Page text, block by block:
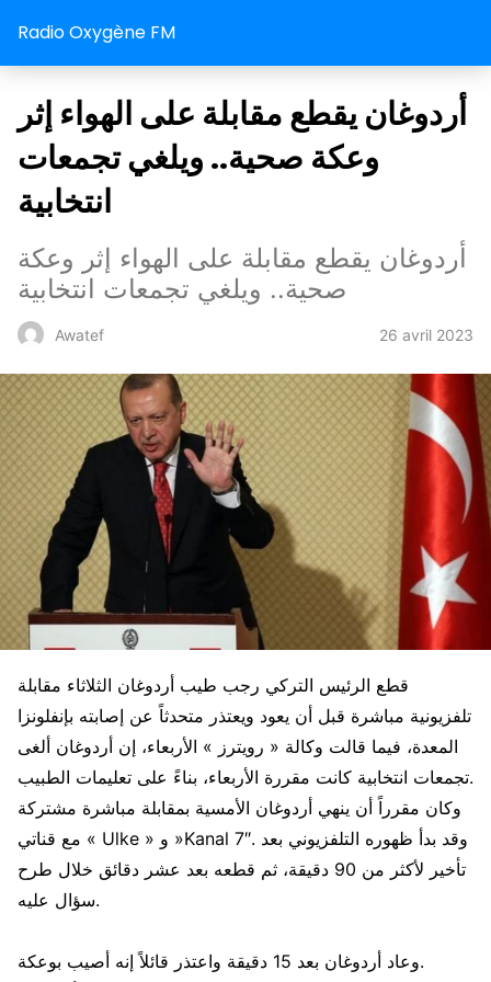
Radio Oxygène FM
أردوغان يقطع مقابلة على الهواء إثر
وعكة صحية.. ويلغي تجمعات
انتخابية
أردوغان يقطع مقابلة على الهواء إثر وعكة
صحية.. ويلغي تجمعات انتخابية
Awatef 26 avril 2023
قطع الرئيس التركي رجب طيب أردوغان الثلاثاء مقابلة
تلفزيونية مباشرة قبل أن يعود ويعتذر متحدثاً عن إصابته بإنفلونزا
المعدة، فيما قالت وكالة « رويترز » الأربعاء، إن أردوغان ألغى
تجمعات انتخابية كانت مقررة الأربعاء، بناءً على تعليمات الطبيب.
وكان مقرراً أن ينهي أردوغان الأمسية بمقابلة مباشرة مشتركة
مع قناتي « Ulke » و »Kanal 7″. وقد بدأ ظهوره التلفزيوني بعد
تأخير لأكثر من 90 دقيقة، ثم قطعه بعد عشر دقائق خلال طرح
سؤال عليه.
وعاد أردوغان بعد 15 دقيقة واعتذر قائلاً إنه أصيب بوعكة.